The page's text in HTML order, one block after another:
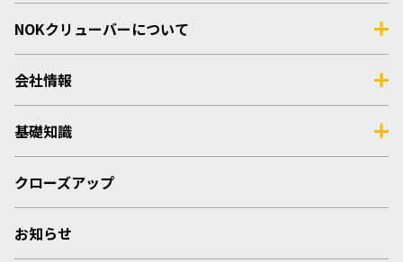
NOKクリューバーについて
会社情報
基礎知識
クローズアップ
お知らせ